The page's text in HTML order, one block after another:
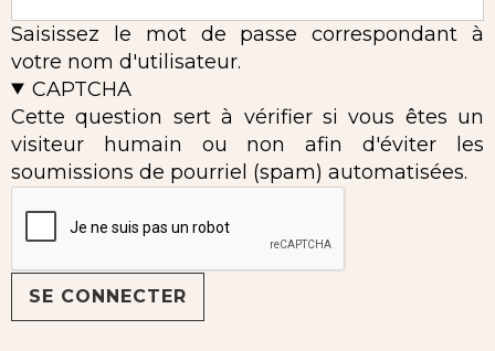
Saisissez le mot de passe correspondant à
votre nom d'utilisateur.
CAPTCHA
Cette question sert à vérifier si vous êtes un
visiteur humain ou non afin d'éviter les
soumissions de pourriel (spam) automatisées.